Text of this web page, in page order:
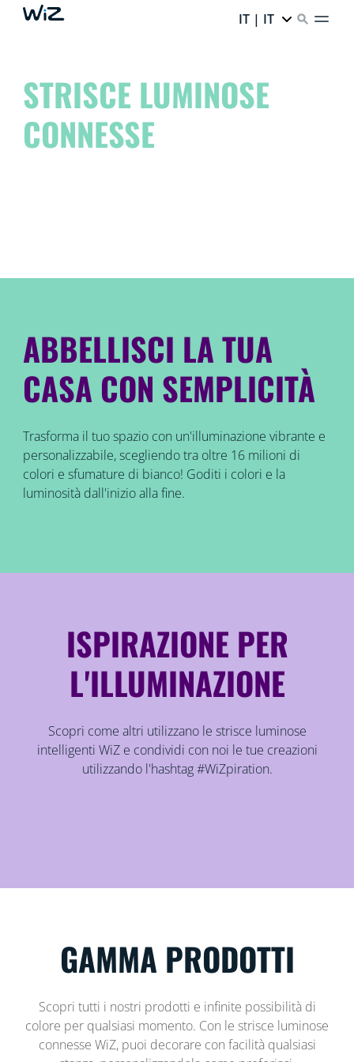
IT | IT
STRISCE LUMINOSE
CONNESSE
ABBELLISCI LA TUA
CASA CON SEMPLICITÀ
Trasforma il tuo spazio con un'illuminazione vibrante e
personalizzabile, scegliendo tra oltre 16 milioni di
colori e sfumature di bianco! Goditi i colori e la
luminosità dall'inizio alla fine.
ISPIRAZIONE PER
L'ILLUMINAZIONE
Scopri come altri utilizzano le strisce luminose
intelligenti WiZ e condividi con noi le tue creazioni
utilizzando l'hashtag #WiZpiration.
GAMMA PRODOTTI
Scopri tutti i nostri prodotti e infinite possibilità di
colore per qualsiasi momento. Con le strisce luminose
connesse WiZ, puoi decorare con facilità qualsiasi